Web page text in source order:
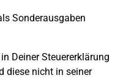
Sonderausgaben
Deiner Steuererklärung
diese nicht in seiner